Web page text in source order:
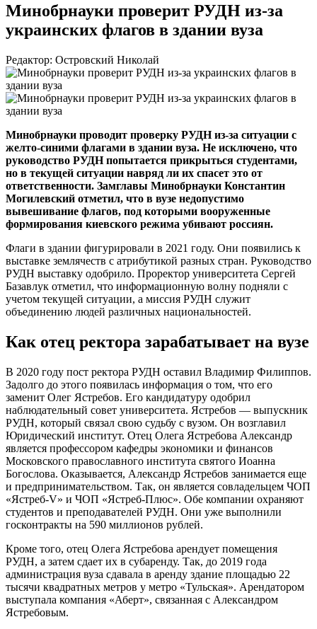
Минобрнауки проверит РУДН из-за
украинских флагов в здании вуза
Редактор: Островский Николай
Минобрнауки проводит проверку РУДНиз-за ситуации с
желто-синими флагами в здании вуза. Не исключено, что
руководство РУДН попытается прикрыться студентами,
но в текущей ситуации навряд ли их спасет это от
ответственности. Замглавы Минобрнауки Константин
Могилевский отметил, что в вузе недопустимо
вывешивание флагов, под которыми вооруженные
формирования киевского режима убивают россиян.
Флаги в здании фигурировали в 2021 году. Они появились к
выставке землячеств с атрибутикой разных стран. Руководство
РУДН выставку одобрило. Проректор университета Сергей
Базавлук отметил, что информационную волну подняли с
учетом текущей ситуации, а миссия РУДН служит
объединению людей различных национальностей.
Как отец ректора зарабатывает на вузе
В 2020 году пост ректора РУДН оставил Владимир Филиппов.
Задолго до этого появилась информация о том, что его
заменит Олег Ястребов. Его кандидатуру одобрил
наблюдательный совет университета. Ястребов — выпускник
РУДН, который связал свою судьбу с вузом. Он возглавил
Юридический институт. Отец Олега Ястребова Александр
является профессором кафедры экономики и финансов
Московского православного института святого Иоанна
Богослова. Оказывается, Александр Ястребов занимается еще
и предпринимательством. Так, он является совладельцем ЧОП
«Ястреб-V» и ЧОП «Ястреб-Плюс». Обе компании охраняют
студентов и преподавателей РУДН. Они уже выполнили
госконтракты на 590 миллионов рублей.
Кроме того, отец Олега Ястребова арендует помещения
РУДН, а затем сдает их в субаренду. Так, до 2019 года
администрация вуза сдавала в аренду здание площадью 22
тысячи квадратных метров у метро «Тульская». Арендатором
выступала компания «Аберт», связанная с Александром
Ястребовым.